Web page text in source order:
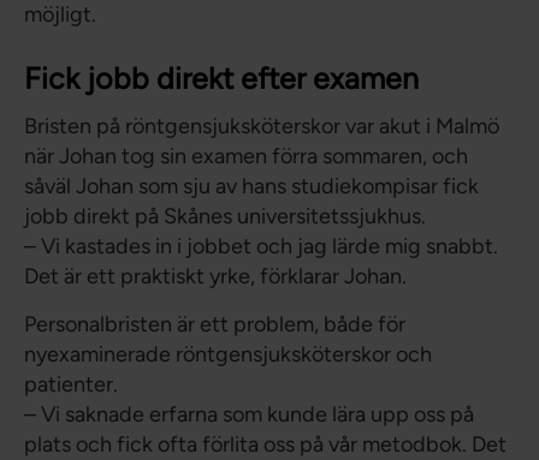
möjligt.
Fick jobb direkt efter examen
Bristen på röntgensjuksköterskor var akut i Malmö
när Johan tog sin examen förra sommaren, och
såväl Johan som sju av hans studiekompisar fick
jobb direkt på Skånes universitetssjukhus.
– Vi kastades in i jobbet och jag lärde mig snabbt.
Det är ett praktiskt yrke, förklarar Johan.
Personalbristen är ett problem, både för
nyexaminerade röntgensjuksköterskor och
patienter.
– Vi saknade erfarna som kunde lära upp oss på
plats och fick ofta förlita oss på vår metodbok. Det